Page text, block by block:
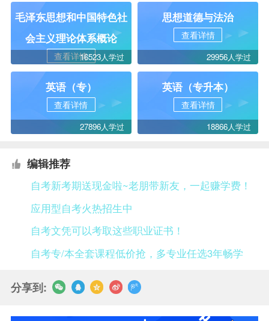
毛泽东思想和中国特色社
会主义理论体系概论
查看详情16523人学过
思想道德与法治
查看详情
29956人学过
英语（专）
查看详情
27896人学过
英语（专升本）
查看详情
18866人学过
编辑推荐
自考新考期送现金啦~老朋带新友，一起赚学费！
应用型自考火热招生中
自考文凭可以考取这些职业证书！
自考专/本全套课程低价抢，多专业任选3年畅学
分享到: